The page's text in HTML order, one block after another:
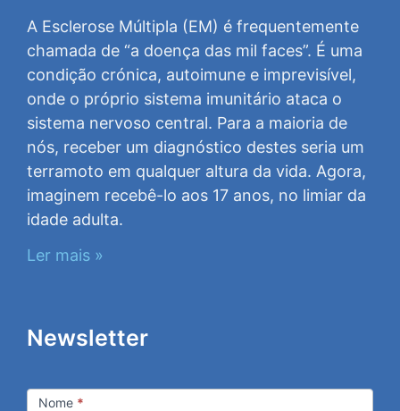
A Esclerose Múltipla (EM) é frequentemente
chamada de “a doença das mil faces”. É uma
condição crónica, autoimune e imprevisível,
onde o próprio sistema imunitário ataca o
sistema nervoso central. Para a maioria de
nós, receber um diagnóstico destes seria um
terramoto em qualquer altura da vida. Agora,
imaginem recebê-lo aos 17 anos, no limiar da
idade adulta.
Ler mais »
Newsletter
Nome *